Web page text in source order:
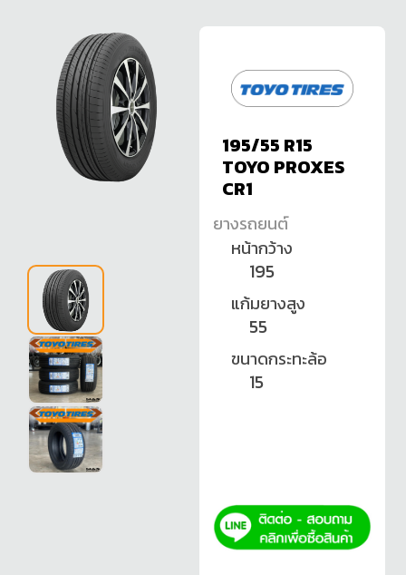
195/55 R15
TOYO PROXES
CR1
ยางรถยนต์
หน้ากว้าง
195
แก้มยางสูง
55
ขนาดกระทะล้อ
15